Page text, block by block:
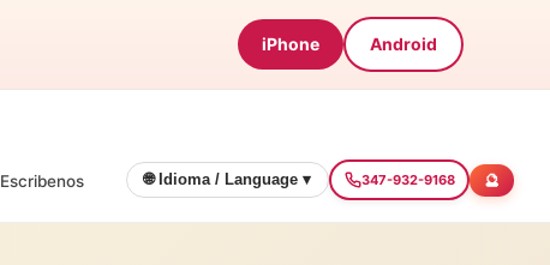
iPhone Android
Escribenos 🌐 Idioma / Language ▾ 347-932-9168 🔮